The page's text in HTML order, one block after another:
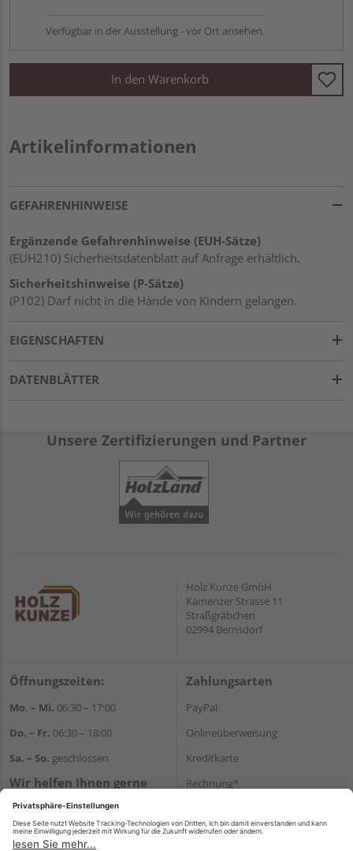
Verfügbar in der Ausstellung - vor Ort ansehen.
In den Warenkorb
Artikelinformationen
GEFAHRENHINWEISE
Ergänzende Gefahrenhinweise (EUH-Sätze)
(EUH210) Sicherheitsdatenblatt auf Anfrage erhältlich.
Sicherheitshinweise (P-Sätze)
(P102) Darf nicht in die Hände von Kindern gelangen.
EIGENSCHAFTEN
DATENBLÄTTER
Unsere Zertifizierungen und Partner
Holz Kunze GmbH
Kamenzer Strasse 11
Straßgräbchen
02994 Bernsdorf
Öffnungszeiten:
Mo. – Mi. 06:30 – 17:00
Do. – Fr. 06:30 – 18:00
Sa. – So. geschlossen
Wir helfen Ihnen gerne
weiter
+49 35723 23123
E-Mail:info@holz-kunze.de
Zahlungsarten
PayPal
Onlineüberweisung
Kreditkarte
Rechnung*
Versand